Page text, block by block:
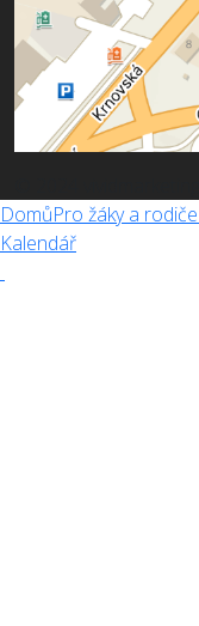
DomůPro žáky a rodiče
Kalendář